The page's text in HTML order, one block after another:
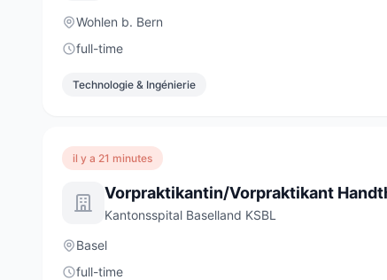
Wohlen b. Bern
full-time
Technologie & Ingénierie
il y a 21 minutes
Kantonsspital Baselland KSBL
Basel
full-time